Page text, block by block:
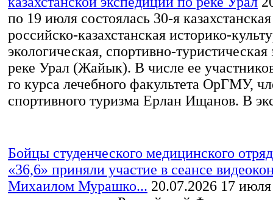
по 19 июля состоялась 30-я
российско-казахстанская историко-
экологическая, спортивно-
реке Урал (Жайык). В числе ее
го курса лечебного факультета ОрГМУ,
спортивного туризма Ерлан Ищанов. В
Бойцы студенческого медицинского
«36,6» приняли участие в сеансе
Михаилом Мурашко... 20.07.2026 17